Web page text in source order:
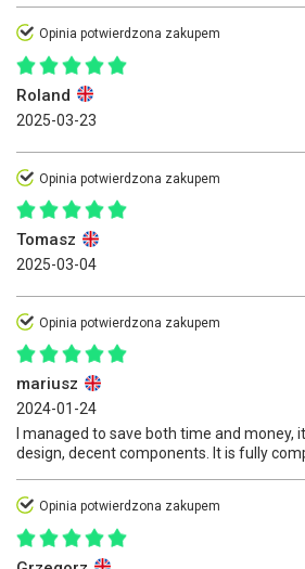
Opinia potwierdzona zakupem
Roland
2025-03-23
Opinia potwierdzona zakupem
Tomasz
2025-03-04
Opinia potwierdzona zakupem
mariusz
2024-01-24
I managed to save both time and money,
design, decent components. It is fully
Opinia potwierdzona zakupem